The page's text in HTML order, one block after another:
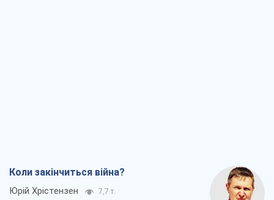
Коли закінчиться війна?
Юрій Хрістензен 7,7 т.